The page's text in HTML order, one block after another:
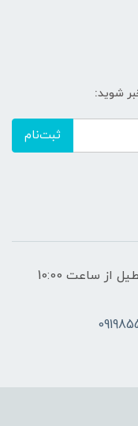
شوید:
ثبت‌نام
ساعات پاسخگویی: فقط روزهای غیر تعطیل از ساعت 10:00